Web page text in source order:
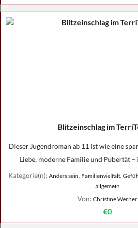
Blitzeinschlag im
Dieser Jugendroman ab 11 ist wie eine
Liebe, moderne Familie und Pubertät –
Kategorie(n): Anders sein, Familienvielfalt,
allgemein
Von: Christine Werner
€0